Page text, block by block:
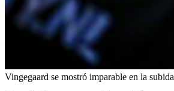
Vingegaard se mostró imparable en la subida